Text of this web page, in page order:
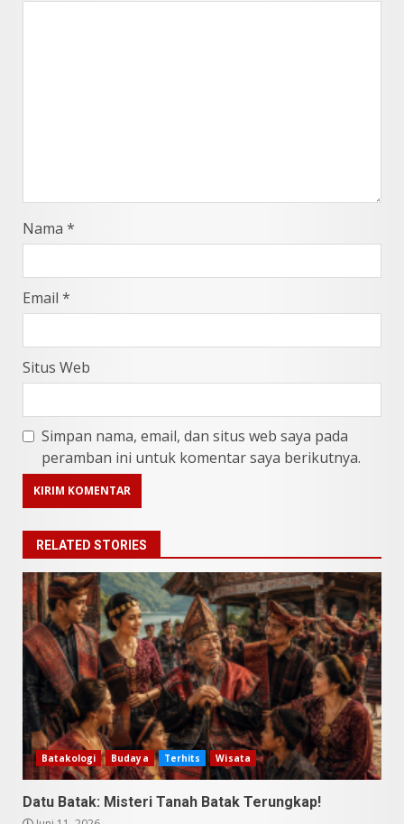
Nama *
Email *
Situs Web
Simpan nama, email, dan situs web saya pada
peramban ini untuk komentar saya berikutnya.
RELATED STORIES
Batakologi Budaya Terhits Wisata
Datu Batak: Misteri Tanah Batak Terungkap!
3
9 Makanan Batak yang Wajib
Diketahui! Budaya Batak yang
Jarang Dipahami Orang
Indonesia
Juni 25, 2026